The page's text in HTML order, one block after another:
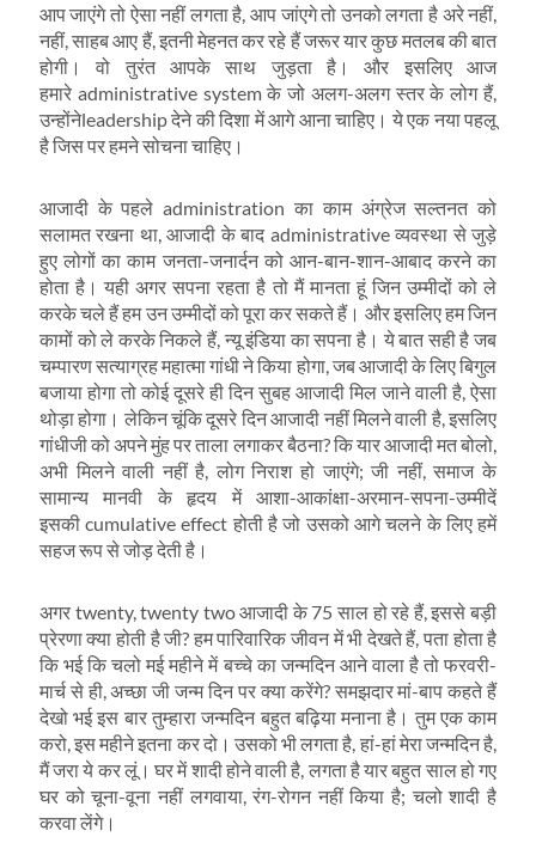
आप जाएंगे तो ऐसा नहीं लगता है, आप जांएगे तो उनको लगता है अरे नहीं,
नहीं, साहब आए हैं, इतनी मेहनत कर रहे हैं जरूर यार कुछ मतलब की बात
होगी। वो तुरंत आपके साथ जुड़ता है। और इसलिए आज
हमारे administrative system के जो अलग-अलग स्‍तर के लोग हैं,
उन्‍होंनेleadership देने की दिशा में आगे आना चाहिए। ये एक नया पहलू
है जिस पर हमने सोचना चाहिए।
आजादी के पहले administration का काम अंग्रेज सल्‍तनत को
सलामत रखना था, आजादी के बाद administrative व्‍यवस्‍था से जुड़े
हुए लोगों का काम जनता-जनार्दन को आन-बान-शान-आबाद करने का
होता है। यही अगर सपना रहता है तो मैं मानता हूं जिन उम्‍मीदों को ले
करके चले हैं हम उन उम्‍मीदों को पूरा कर सकते हैं। और इसलिए हम जिन
कामों को ले करके निकले हैं, न्‍यू इंडिया का सपना है। ये बात सही है जब
चम्‍पारण सत्‍याग्रह महात्‍मा गांधी ने किया होगा, जब आजादी के लिए बिगुल
बजाया होगा तो कोई दूसरे ही दिन सुबह आजादी मिल जाने वाली है, ऐसा
थोड़ा होगा। लेकिन चूंकि दूसरे दिन आजादी नहीं मिलने वाली है, इसलिए
गांधीजी को अपने मुंह पर ताला लगाकर बैठना? कि यार आजादी मत बोलो,
अभी मिलने वाली नहीं है, लोग निराश हो जाएंगे; जी नहीं, समाज के
सामान्‍य मानवी के हृदय में आशा-आकांक्षा-अरमान-सपना-उम्‍मीदें
इसकी cumulative effect होती है जो उसको आगे चलने के लिए हमें
सहज रूप से जोड़ देती है।
अगर twenty, twenty two आजादी के 75 साल हो रहे हैं, इससे बड़ी
प्रेरणा क्‍या होती है जी? हम पारिवारिक जीवन में भी देखते हैं, पता होता है
कि भई कि चलो मई महीने में बच्‍चे का जन्‍मदिन आने वाला है तो फरवरी-
मार्च से ही, अच्‍छा जी जन्‍म दिन पर क्‍या करेंगे? समझदार मां-बाप कहते हैं
देखो भई इस बार तुम्हारा जन्‍मदिन बहुत बढ़िया मनाना है। तुम एक काम
करो, इस महीने इतना कर दो। उसको भी लगता है, हां-हां मेरा जन्‍मदिन है,
मैं जरा ये कर लूं। घर में शादी होने वाली है, लगता है यार बहुत साल हो गए
घर को चूना-वूना नहीं लगवाया, रंग-रोगन नहीं किया है; चलो शादी है
करवा लेंगे।